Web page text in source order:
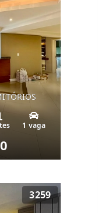
1 vaga
3259